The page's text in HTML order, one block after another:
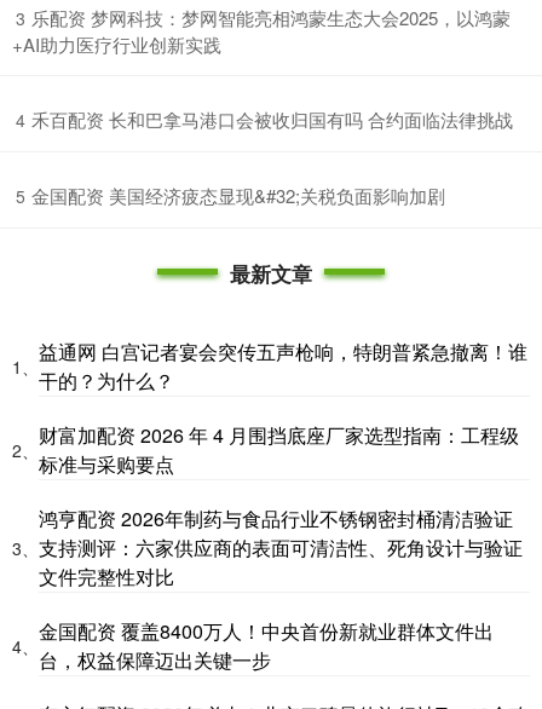
3 ​乐配资 梦网科技：梦网智能亮相鸿蒙生态大会2025，以鸿蒙
+AI助力医疗行业创新实践
4 ​禾百配资 长和巴拿马港口会被收归国有吗 合约面临法律挑战
5 ​金国配资 美国经济疲态显现&#32;关税负面影响加剧
最新文章
1、
益通网 白宫记者宴会突传五声枪响，特朗普紧急撤离！谁
干的？为什么？
2、
财富加配资 2026 年 4 月围挡底座厂家选型指南：工程级
标准与采购要点
3、
鸿亨配资 2026年制药与食品行业不锈钢密封桶清洁验证
支持测评：六家供应商的表面可清洁性、死角设计与验证
文件完整性对比
4、
金国配资 覆盖8400万人！中央首份新就业群体文件出
台，权益保障迈出关键一步